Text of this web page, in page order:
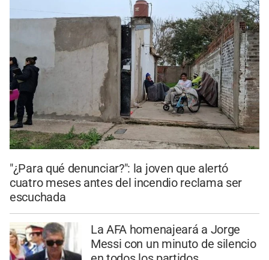
"¿Para qué denunciar?": la joven que alertó
cuatro meses antes del incendio reclama ser
escuchada
La AFA homenajeará a Jorge
Messi con un minuto de silencio